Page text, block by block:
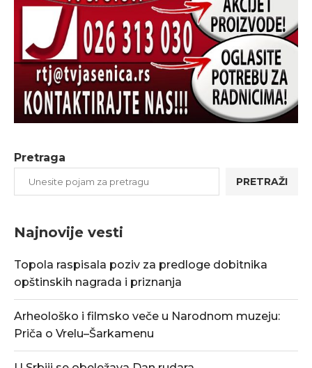
Pretraga
PRETRAŽI
Najnovije vesti
Topola raspisala poziv za predloge dobitnika
opštinskih nagrada i priznanja
Arheološko i filmsko veče u Narodnom muzeju:
Priča o Vrelu–Šarkamenu